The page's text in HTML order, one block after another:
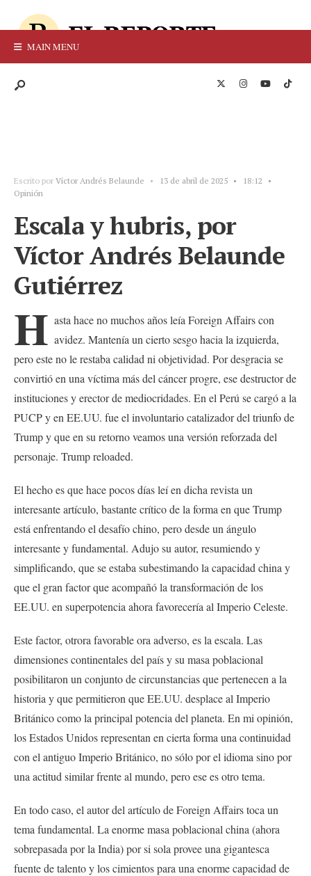
MAIN MENU
Escrito por Víctor Andrés Belaunde • 13 de abril de 2025 • 18:12
•
Opinión
Escala y hubris, por
Víctor Andrés Belaunde
Gutiérrez
H asta hace no muchos años leía Foreign Affairs con
avidez. Mantenía un cierto sesgo hacia la izquierda,
pero este no le restaba calidad ni objetividad. Por desgracia se
convirtió en una víctima más del cáncer progre, ese destructor de
instituciones y erector de mediocridades. En el Perú se cargó a la
PUCP y en EE.UU. fue el involuntario catalizador del triunfo de
Trump y que en su retorno veamos una versión reforzada del
personaje. Trump reloaded.
El hecho es que hace pocos días leí en dicha revista un
interesante artículo, bastante crítico de la forma en que Trump
está enfrentando el desafío chino, pero desde un ángulo
interesante y fundamental. Adujo su autor, resumiendo y
simplificando, que se estaba subestimando la capacidad china y
que el gran factor que acompañó la transformación de los
EE.UU. en superpotencia ahora favorecería al Imperio Celeste.
Este factor, otrora favorable ora adverso, es la escala. Las
dimensiones continentales del país y su masa poblacional
posibilitaron un conjunto de circunstancias que pertenecen a la
historia y que permitieron que EE.UU. desplace al Imperio
Británico como la principal potencia del planeta. En mi opinión,
los Estados Unidos representan en cierta forma una continuidad
con el antiguo Imperio Británico, no sólo por el idioma sino por
una actitud similar frente al mundo, pero ese es otro tema.
En todo caso, el autor del artículo de Foreign Affairs toca un
tema fundamental. La enorme masa poblacional china (ahora
sobrepasada por la India) por si sola provee una gigantesca
fuente de talento y los cimientos para una enorme capacidad de